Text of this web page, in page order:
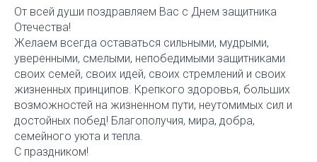
От всей души поздравляем Вас с Днем защитника
Отечества!
Желаем всегда оставаться сильными, мудрыми,
уверенными, смелыми, непобедимыми защитниками
своих семей, своих идей, своих стремлений и своих
жизненных принципов. Крепкого здоровья, больших
возможностей на жизненном пути, неутомимых сил и
достойных побед! Благополучия, мира, добра,
семейного уюта и тепла.
С праздником!